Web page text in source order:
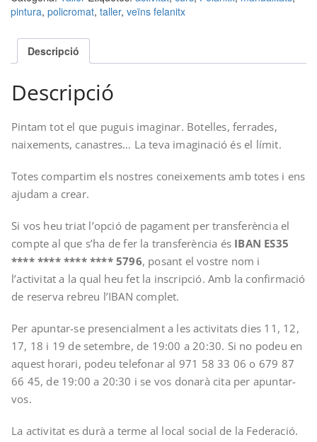
manualitats
pintura, policromat, taller, veïns felanitx
Descripció
Descripció
Pintam tot el que puguis imaginar. Botelles, ferrades,
naixements, canastres… La teva imaginació és el límit.
Totes compartim els nostres coneixements amb totes i ens
ajudam a crear.
Si vos heu triat l’opció de pagament per transferència el
compte al que s’ha de fer la transferència és IBAN ES35
**** **** **** **** 5796, posant el vostre nom i
l’activitat a la qual heu fet la inscripció. Amb la confirmació
de reserva rebreu l’IBAN complet.
Per apuntar-se presencialment a les activitats dies 11, 12,
17, 18 i 19 de setembre, de 19:00 a 20:30. Si no podeu en
aquest horari, podeu telefonar al 971 58 33 06 o 679 87
66 45, de 19:00 a 20:30 i se vos donarà cita per apuntar-
vos.
La activitat es durà a terme al local social de la Federació.